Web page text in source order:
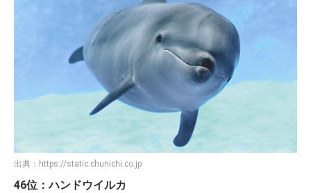
出典： https://static.chunichi.co.jp
46位：ハンドウイルカ